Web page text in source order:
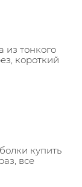
из тонкого
короткий
купить
все